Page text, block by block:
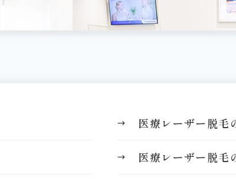
医療レーザー脱毛
医療レーザー脱毛